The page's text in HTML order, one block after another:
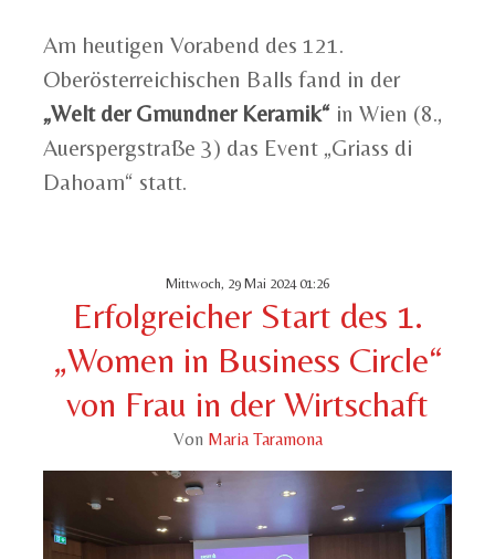
Am heutigen Vorabend des 121.
Oberösterreichischen Balls fand in der
„Welt der Gmundner Keramik“ in Wien (8.,
Auerspergstraße 3) das Event „Griass di
Dahoam“ statt.
Mittwoch, 29 Mai 2024 01:26
Erfolgreicher Start des 1.
„Women in Business Circle“
von Frau in der Wirtschaft
Von Maria Taramona